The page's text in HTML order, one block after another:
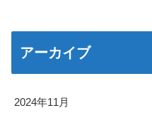
アーカイブ
2024年11月